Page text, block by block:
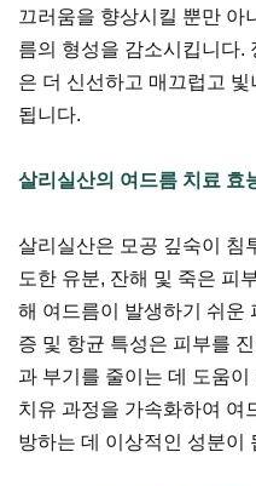
끄러움을 향상시킬 뿐만 아
름의 형성을 감소시킵니다.
은 더 신선하고 매끄럽고 빛
됩니다.
살리실산의 여드름 치료 효
살리실산은 모공 깊숙이 침
도한 유분, 잔해 및 죽은 피
해 여드름이 발생하기 쉬운
증 및 항균 특성은 피부를
과 부기를 줄이는 데 도움
치유 과정을 가속화하여 여
방하는 데 이상적인 성분이